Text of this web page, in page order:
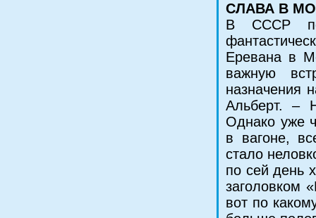
СЛАВА В
В СССР
Еревана в
важную
назначения
Альберт. –
Однако уже
в вагоне,
стало
по сей день
заголовком
вот по